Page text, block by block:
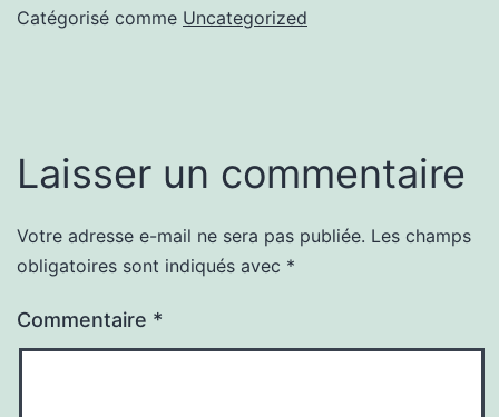
Catégorisé comme Uncategorized
Laisser un commentaire
Votre adresse e-mail ne sera pas publiée. Les champs
obligatoires sont indiqués avec *
Commentaire *